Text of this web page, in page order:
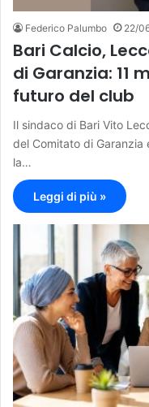
Federico Palumbo 22/
Bari Calcio,
di Garanzia: 11
futuro del club
Il sindaco di Bari Vito
del Comitato di Garanzia
la…
Leggi di più »